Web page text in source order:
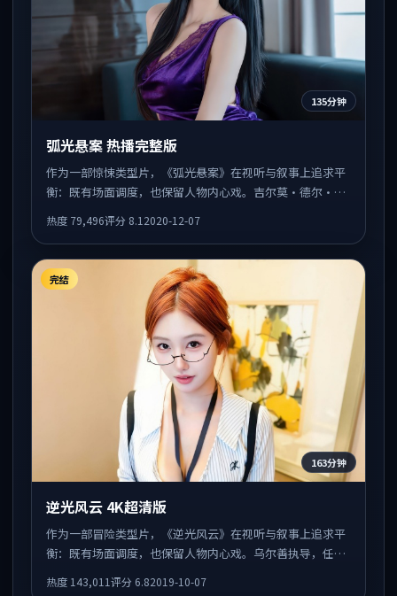
135分钟
弧光悬案 热播完整版
作为一部惊悚类型片，《弧光悬案》在视听与叙事上追求平
衡：既有场面调度，也保留人物内心戏。吉尔莫·德尔·托
热度 79,496评分 8.1 2020-12-07
完结
163分钟
逆光风云 4K超清版
作为一部冒险类型片，《逆光风云》在视听与叙事上追求平
衡：既有场面调度，也保留人物内心戏。乌尔善执导，任素
热度 143,011评分 6.82019-10-07